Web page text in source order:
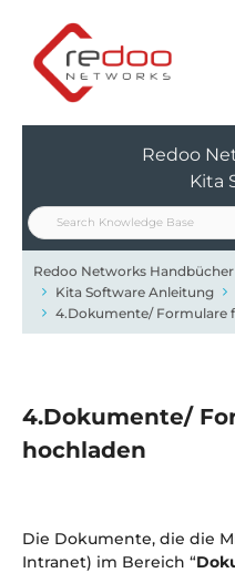
Inhalt
springen
Redoo
Kita
Redoo Networks Handbücher
Kita Software Anleitung
4.Dokumente/ Formulare
4.Dokumente/
hochladen
Die Dokumente, die die
Intranet) im Bereich “